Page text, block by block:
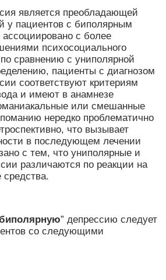
является преобладающей
у пациентов с биполярным
ассоциировано с более
психосоциального
сравнению с униполярной
пациенты с диагнозом
соответствуют критериям
и имеют в анамнезе
или смешанные
нередко проблематично
что вызывает
в последующем лечении
с тем, что униполярные и
различаются по реакции на
средства.
” депрессию следует
со следующими